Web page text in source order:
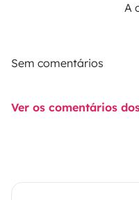
A
Sem comentários
Ver os comentários